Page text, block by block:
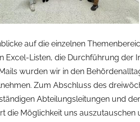
auf die einzelnen
Excel-Listen, die Durchführung der
wurden wir in den
Zum Abschluss des
Abteilungsleitungen und
die Möglichkeit uns auszutauschen